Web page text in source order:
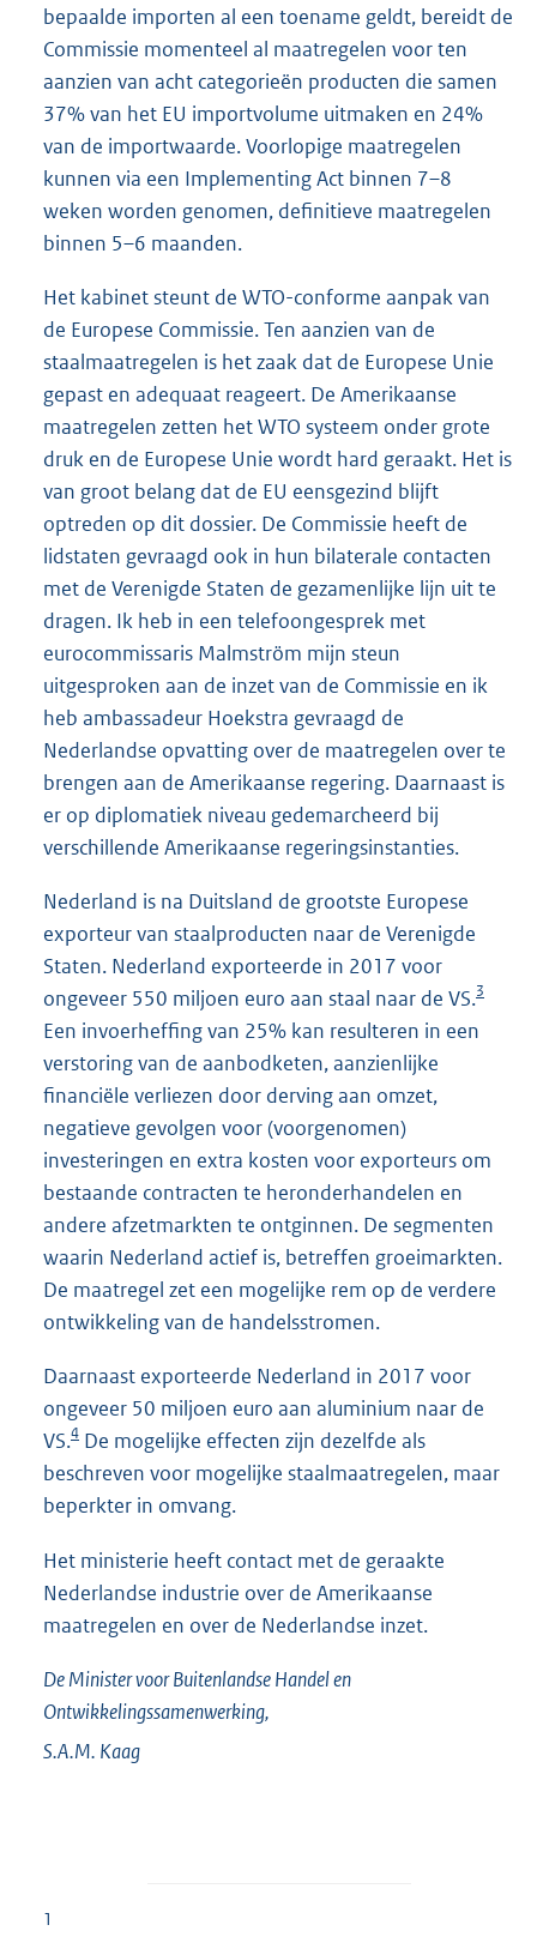
bepaalde importen al een toename geldt, bereidt de
Commissie momenteel al maatregelen voor ten
aanzien van acht categorieën producten die samen
37% van het EU importvolume uitmaken en 24%
van de importwaarde. Voorlopige maatregelen
kunnen via een Implementing Act binnen 7–8
weken worden genomen, definitieve maatregelen
binnen 5–6 maanden.
Het kabinet steunt de WTO-conforme aanpak van
de Europese Commissie. Ten aanzien van de
staalmaatregelen is het zaak dat de Europese Unie
gepast en adequaat reageert. De Amerikaanse
maatregelen zetten het WTO systeem onder grote
druk en de Europese Unie wordt hard geraakt. Het is
van groot belang dat de EU eensgezind blijft
optreden op dit dossier. De Commissie heeft de
lidstaten gevraagd ook in hun bilaterale contacten
met de Verenigde Staten de gezamenlijke lijn uit te
dragen. Ik heb in een telefoongesprek met
eurocommissaris Malmström mijn steun
uitgesproken aan de inzet van de Commissie en ik
heb ambassadeur Hoekstra gevraagd de
Nederlandse opvatting over de maatregelen over te
brengen aan de Amerikaanse regering. Daarnaast is
er op diplomatiek niveau gedemarcheerd bij
verschillende Amerikaanse regeringsinstanties.
Nederland is na Duitsland de grootste Europese
exporteur van staalproducten naar de Verenigde
Staten. Nederland exporteerde in 2017 voor
ongeveer 550 miljoen euro aan staal naar de VS.3
Een invoerheffing van 25% kan resulteren in een
verstoring van de aanbodketen, aanzienlijke
financiële verliezen door derving aan omzet,
negatieve gevolgen voor (voorgenomen)
investeringen en extra kosten voor exporteurs om
bestaande contracten te heronderhandelen en
andere afzetmarkten te ontginnen. De segmenten
waarin Nederland actief is, betreffen groeimarkten.
De maatregel zet een mogelijke rem op de verdere
ontwikkeling van de handelsstromen.
Daarnaast exporteerde Nederland in 2017 voor
ongeveer 50 miljoen euro aan aluminium naar de
VS.4 De mogelijke effecten zijn dezelfde als
beschreven voor mogelijke staalmaatregelen, maar
beperkter in omvang.
Het ministerie heeft contact met de geraakte
Nederlandse industrie over de Amerikaanse
maatregelen en over de Nederlandse inzet.
De Minister voor Buitenlandse Handel en
Ontwikkelingssamenwerking,
S.A.M. Kaag
1